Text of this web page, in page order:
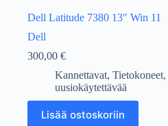
Dell Latitude 7380 13″ Win 11
Dell
300,00 €
Kannettavat, Tietokoneet,
uusiokäytettävää
Lisää ostoskoriin